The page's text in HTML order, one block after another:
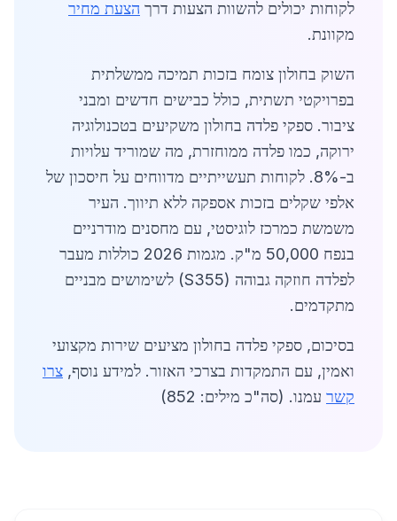
לקוחות יכולים להשוות הצעות דרך הצעת מחיר
מקוונת.
השוק בחולון צומח בזכות תמיכה ממשלתית
בפרויקטי תשתית, כולל כבישים חדשים ומבני
ציבור. ספקי פלדה בחולון משקיעים בטכנולוגיה
ירוקה, כמו פלדה ממוחזרת, מה שמוריד עלויות
ב-8%. לקוחות תעשייתיים מדווחים על חיסכון של
אלפי שקלים בזכות אספקה ללא תיווך. העיר
משמשת כמרכז לוגיסטי, עם מחסנים מודרניים
בנפח 50,000 מ"ק. מגמות 2026 כוללות מעבר
לפלדה חוזקה גבוהה (S355) לשימושים מבניים
מתקדמים.
בסיכום, ספקי פלדה בחולון מציעים שירות מקצועי
ואמין, עם התמקדות בצרכי האזור. למידע נוסף, צרו
קשר עמנו. (סה"כ מילים: 852)